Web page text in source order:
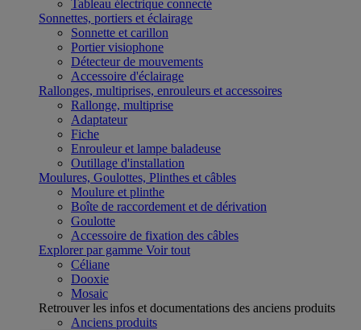
Tableau électrique connecté
Sonnettes, portiers et éclairage
Sonnette et carillon
Portier visiophone
Détecteur de mouvements
Accessoire d'éclairage
Rallonges, multiprises, enrouleurs et accessoires
Rallonge, multiprise
Adaptateur
Fiche
Enrouleur et lampe baladeuse
Outillage d'installation
Moulures, Goulottes, Plinthes et câbles
Moulure et plinthe
Boîte de raccordement et de dérivation
Goulotte
Accessoire de fixation des câbles
Explorer par gamme Voir tout
Céliane
Dooxie
Mosaic
Retrouver les infos et documentations des anciens produits
Anciens produits